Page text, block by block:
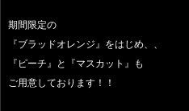
期間限定の
『ブラッドオレンジ』をはじめ、、
『ピーチ』と『マスカット』も
ご用意しております！！